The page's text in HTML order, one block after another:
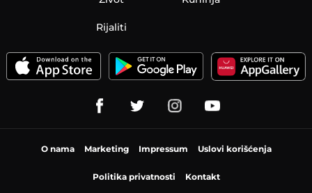
Rijaliti
O nama Marketing Impressum Uslovi korišćenja
Politika privatnosti Kontakt